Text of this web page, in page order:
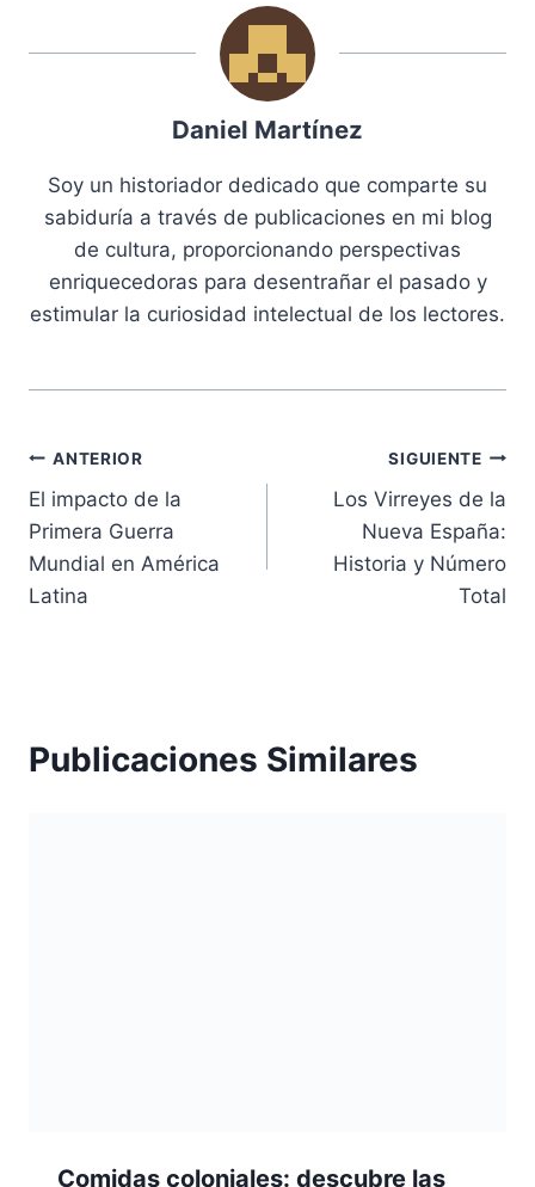
Daniel Martínez
Soy un historiador dedicado que comparte su
sabiduría a través de publicaciones en mi blog
de cultura, proporcionando perspectivas
enriquecedoras para desentrañar el pasado y
estimular la curiosidad intelectual de los lectores.
Navegación
de
entradas
ANTERIOR
El impacto de la
Primera Guerra
Mundial en América
Latina
SIGUIENTE
Los Virreyes de la
Nueva España:
Historia y Número
Total
Publicaciones Similares
Comidas coloniales: descubre las